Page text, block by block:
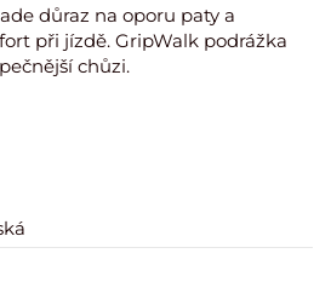
důraz na oporu paty a
při jízdě. GripWalk podrážka
chůzi.